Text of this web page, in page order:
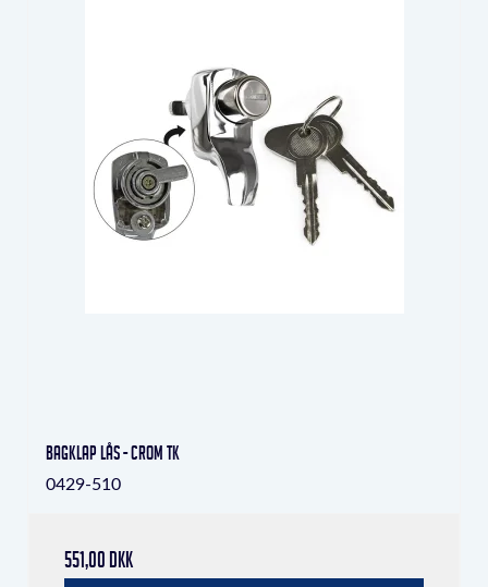
bagklap lås - crom tk
0429-510
551,00 DKK